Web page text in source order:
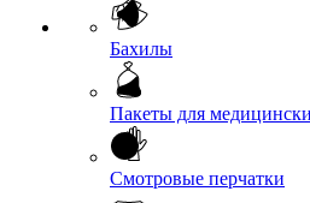
Бахилы
Пакеты для
Смотровые перчатки